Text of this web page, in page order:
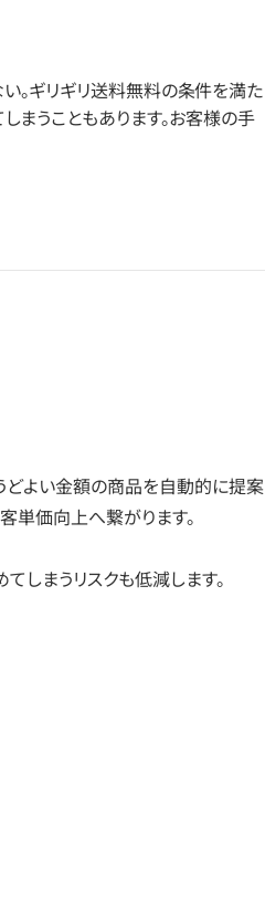
。ギリギリ送料無料の条件を満た
まうこともあります。お客様の手
どよい金額の商品を自動的に提案
単価向上へ繋がります。
しまうリスクも低減します。